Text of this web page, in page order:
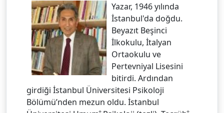
Yazar, 1946 yılında
İstanbul'da doğdu.
Beyazıt Beşinci
İlkokulu, İtalyan
Ortaokulu ve
Pertevniyal Lisesini
bitirdi. Ardından
girdiği İstanbul Üniversitesi Psikoloji
Bölümü’nden mezun oldu. İstanbul